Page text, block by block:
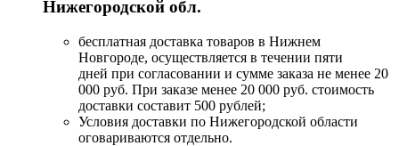
Нижегородской обл.
бесплатная доставка товаров в Нижнем
Новгороде, осуществляется в течении пяти
дней при согласовании и сумме заказа не менее 20
000 руб. При заказе менее 20 000 руб. стоимость
доставки составит 500 рублей;
Условия доставки по Нижегородской области
оговариваются отдельно.